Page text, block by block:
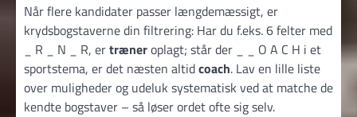
Når flere kandidater passer længdemæssigt, er
krydsbogstaverne din filtrering: Har du f.eks. 6 felter med
_ R _ N _ R, ertræneroplagt; står der _ _ O A C H i et
sportstema, er det næsten altidcoach. Lav en lille liste
over muligheder og udeluk systematisk ved at matche de
kendte bogstaver – så løser ordet ofte sig selv.